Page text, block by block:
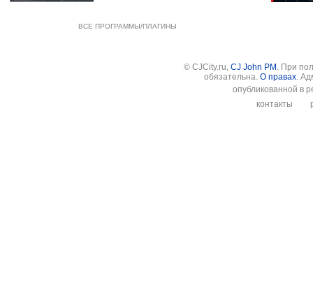
ВСЕ ПРОГРАММЫ/ПЛАГИНЫ
© CJCity.ru, CJ John PM . При
обязательна. О правах.
опубликованной в
контакты